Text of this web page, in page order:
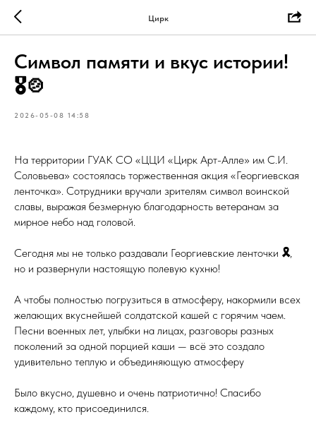
Цирк
Символ памяти и вкус истории!
🎖🍲
2026-05-08 14:58
На территории ГУАК СО «ЦЦИ «Цирк Арт-Алле» им С.И.
Соловьева» состоялась торжественная акция «Георгиевская
ленточка». Сотрудники вручали зрителям символ воинской
славы, выражая безмерную благодарность ветеранам за
мирное небо над головой.
Сегодня мы не только раздавали Георгиевские ленточки 🎗,
но и развернули настоящую полевую кухню!
А чтобы полностью погрузиться в атмосферу, накормили всех
желающих вкуснейшей солдатской кашей с горячим чаем.
Песни военных лет, улыбки на лицах, разговоры разных
поколений за одной порцией каши — всё это создало
удивительно теплую и объединяющую атмосферу
Было вкусно, душевно и очень патриотично! Спасибо
каждому, кто присоединился.